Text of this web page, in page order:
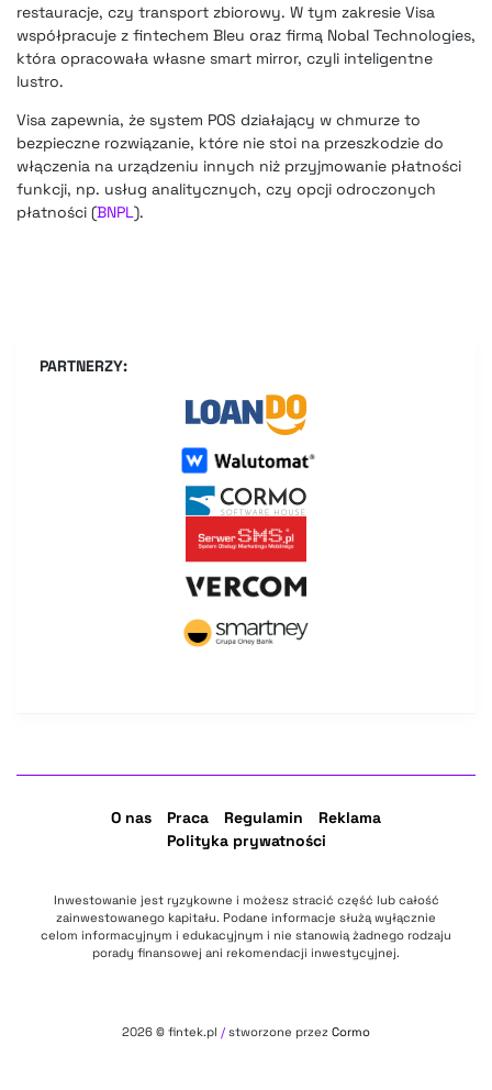
restauracje, czy transport zbiorowy. W tym zakresie Visa
współpracuje z fintechem Bleu oraz firmą Nobal Technologies,
która opracowała własne smart mirror, czyli inteligentne
lustro.
Visa zapewnia, że system POS działający w chmurze to
bezpieczne rozwiązanie, które nie stoi na przeszkodzie do
włączenia na urządzeniu innych niż przyjmowanie płatności
funkcji, np. usług analitycznych, czy opcji odroczonych
płatności (BNPL).
PARTNERZY:
O nas Praca Regulamin
Reklama
Polityka prywatności
Inwestowanie jest ryzykowne i możesz stracić część lub całość
zainwestowanego kapitału. Podane informacje służą wyłącznie
celom informacyjnym i edukacyjnym i nie stanowią żadnego rodzaju
porady finansowej ani rekomendacji inwestycyjnej.
2026 © fintek.pl / stworzone przez Cormo